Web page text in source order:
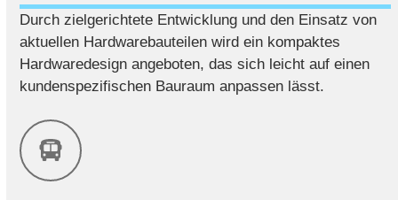
Durch zielgerichtete Entwicklung und den Einsatz von
aktuellen Hardwarebauteilen wird ein kompaktes
Hardwaredesign angeboten, das sich leicht auf einen
kundenspezifischen Bauraum anpassen lässt.